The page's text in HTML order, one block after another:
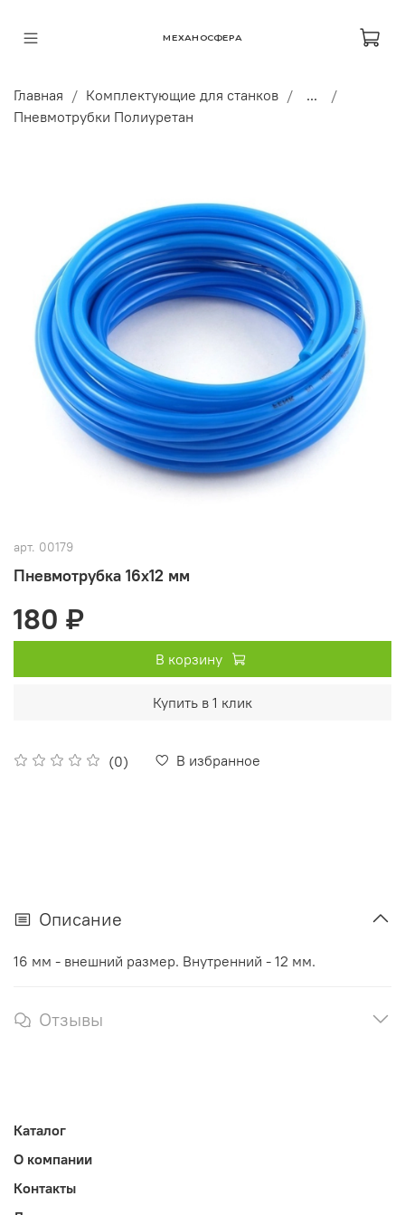
МЕХАНОСФЕРА
Главная Комплектующие для станков
...
Пневмотрубки Полиуретан
арт. 00179
Пневмотрубка 16х12 мм
(0) В избранное
180 ₽
В корзину
Купить в 1 клик
Описание
16 мм - внешний размер. Внутренний - 12 мм.
Отзывы
Каталог
О компании
Контакты